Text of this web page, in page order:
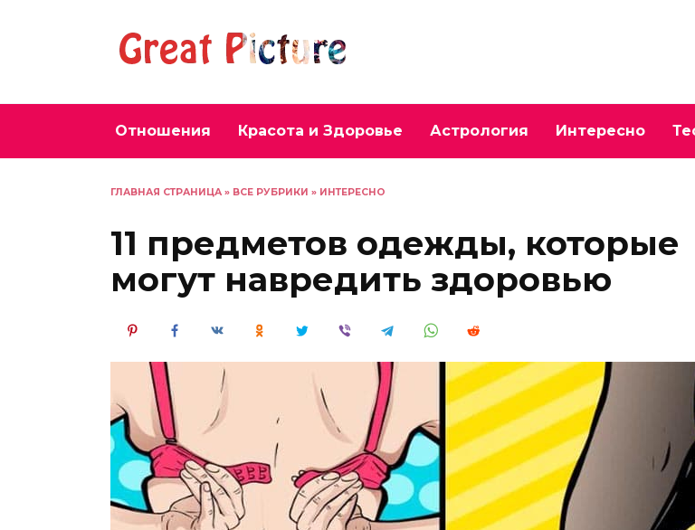
Отношения Красота и Здоровье Астрология Интересно
ГЛАВНАЯ СТРАНИЦА » ВСЕ РУБРИКИ » ИНТЕРЕСНО
11 предметов одежды, которые
могут навредить здоровью